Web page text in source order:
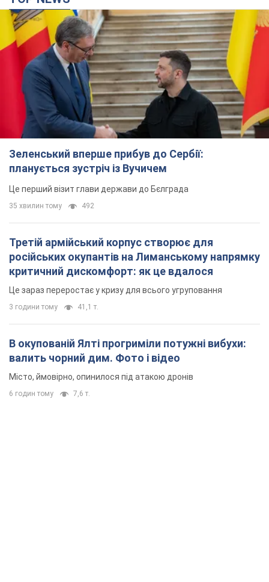
Зеленський вперше прибув до Сербії:
планується зустріч із Вучичем
Це перший візит глави держави до Бєлграда
35 хвилин тому 492
Третій армійський корпус створює для
російських окупантів на Лиманському напрямку
критичний дискомфорт: як це вдалося
Це зараз переростає у кризу для всього угруповання
3 години тому 41,1 т.
В окупованій Ялті прогриміли потужні вибухи:
валить чорний дим. Фото і відео
Місто, ймовірно, опинилося під атакою дронів
6 годин тому 7,6 т.